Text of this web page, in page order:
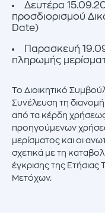
Δευτέρα
προσδιορισμού
Date)
Παρασκευή
πληρωμής
Το Διοικητικό
Συνέλευση τη
από τα κέρδη
προηγούμενων
μερίσματος και οι
σχετικά με τη
έγκρισης της Ετήσιας
Μετόχων.